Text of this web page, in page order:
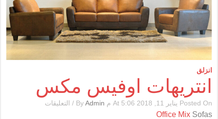
انزلق
انتريهات اوفيس مكس
Posted On يناير 11, 2018 At 5:06 م By Admin
/ التعليقات
Office Mix Sofas